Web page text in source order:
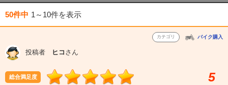
50件中 1～10件を表示
カテゴリ バイク購入
投稿者 ヒコ さん
総合満足度 5